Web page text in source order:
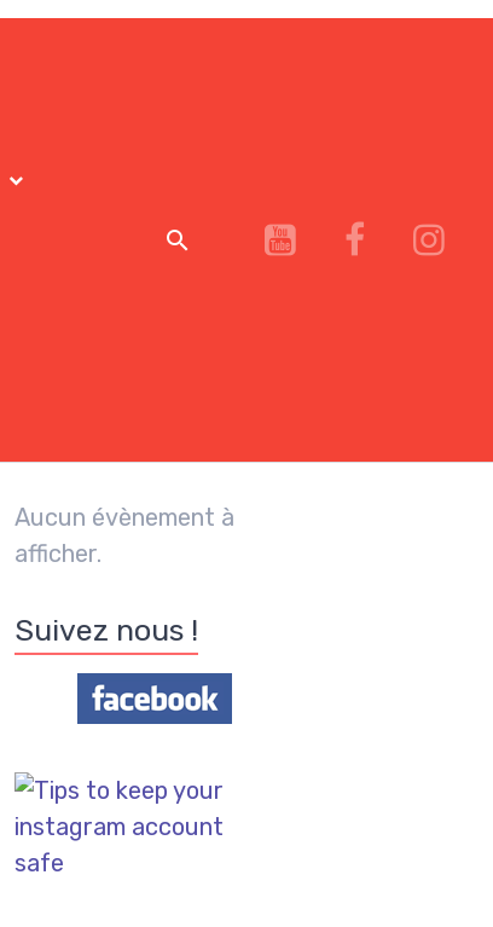
Aucun évènement à
afficher.
Suivez nous !